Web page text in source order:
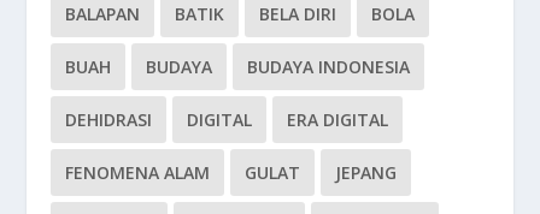
BALAPAN BATIK BELA DIRI BOLA
BUAH BUDAYA BUDAYA INDONESIA
DEHIDRASI DIGITAL ERA DIGITAL
FENOMENA ALAM GULAT JEPANG